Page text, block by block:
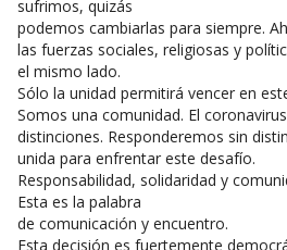
sufrimos, quizás
podemos cambiarlas para siempre.
las fuerzas sociales, religiosas y
el mismo lado.
Sólo la unidad permitirá vencer en
Somos una comunidad. El
distinciones. Responderemos sin
unida para enfrentar este desafío.
Responsabilidad, solidaridad y
Esta es la palabra
de comunicación y encuentro.
Esta decisión es fuertemente